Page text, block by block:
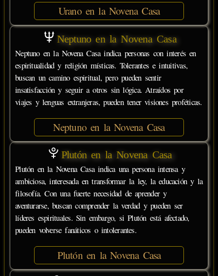
Urano en la Novena Casa
Neptuno en la Novena Casa
Neptuno en la Novena Casa indica personas con interés en
espiritualidad y religión místicas. Tolerantes e intuitivas,
buscan un camino espiritual, pero pueden sentir
insatisfacción y seguir a otros sin lógica. Atraídos por
viajes y lenguas extranjeras, pueden tener visiones proféticas.
Neptuno en la Novena Casa
Plutón en la Novena Casa
Plutón en la Novena Casa indica una persona intensa y
ambiciosa, interesada en transformar la ley, la educación y la
filosofía. Con una fuerte necesidad de aprender y
aventurarse, buscan comprender la verdad y pueden ser
líderes espirituales. Sin embargo, si Plutón está afectado,
pueden volverse fanáticos o intolerantes.
Plutón en la Novena Casa